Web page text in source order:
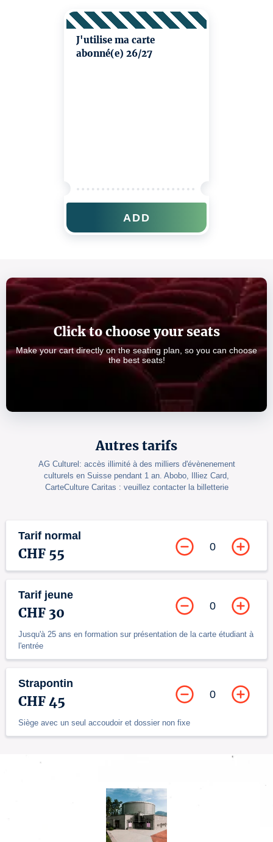
J'utilise ma carte
abonné(e) 26/27
ADD
Click to choose your seats
Make your cart directly on the seating plan, so you can choose
the best seats!
Autres tarifs
AG Culturel: accès illimité à des milliers d'évènenement
culturels en Suisse pendant 1 an. Abobo, Illiez Card,
CarteCulture Caritas : veuillez contacter la billetterie
Tarif normal
CHF 55 0
Tarif jeune
CHF 30
Jusqu'à 25 ans en formation sur présentation de la carte étudiant à
l'entrée
0
Strapontin
CHF 45
Siège avec un seul accoudoir et dossier non fixe
0